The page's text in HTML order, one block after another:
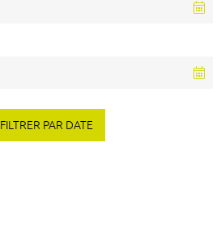
FILTRER PAR DATE